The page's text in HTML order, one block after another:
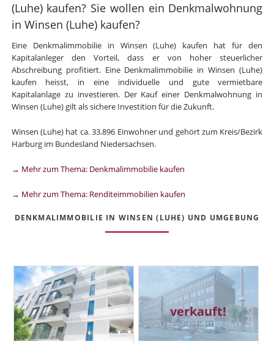
(Luhe) kaufen? Sie wollen ein Denkmalwohnung
in Winsen (Luhe) kaufen?
Eine Denkmalimmobilie in Winsen (Luhe) kaufen hat für den
Kapitalanleger den Vorteil, dass er von hoher steuerlicher
Abschreibung profitiert. Eine Denkmalimmobilie in Winsen (Luhe)
kaufen heisst, in eine individuelle und gute vermietbare
Kapitalanlage zu investieren. Der Kauf einer Denkmalwohnung in
Winsen (Luhe) gilt als sichere Investition für die Zukunft.
Winsen (Luhe) hat ca. 33.896 Einwohner und gehört zum Kreis/Bezirk
Harburg im Bundesland Niedersachsen.
→ Mehr zum Thema: Denkmalimmobilie kaufen
→ Mehr zum Thema: Renditeimmobilien kaufen
DENKMALIMMOBILIE IN WINSEN (LUHE) UND UMGEBUNG
verkauft!